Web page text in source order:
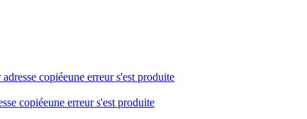
adresse copiéeune erreur s'est produite
copiéeune erreur s'est produite